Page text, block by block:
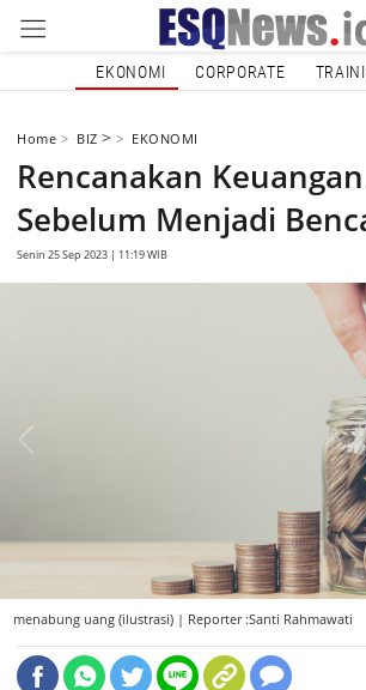
EKONOMI CORPORATE
Home BIZ> EKONOMI
Rencanakan
Sebelum Menjadi
Senin 25 Sep 2023 | 11:19 WIB
menabung uang (ilustrasi) | Reporter :Santi Rahmawati